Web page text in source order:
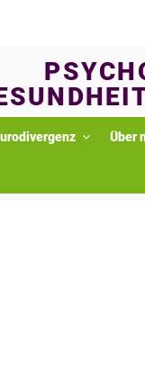
Über